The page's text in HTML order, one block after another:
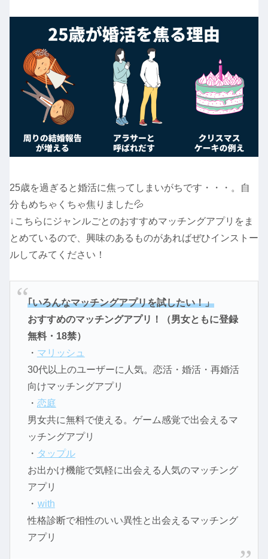
25歳を過ぎると婚活に焦ってしまいがちです・・・。自
分もめちゃくちゃ焦りました💦
↓こちらにジャンルごとのおすすめマッチングアプリをま
とめているので、興味のあるものがあればぜひインストー
ルしてみてください！
｢いろんなマッチングアプリを試したい！」
おすすめのマッチングアプリ！（男女ともに登録
無料・18禁）
・ マリッシュ
30代以上のユーザーに人気。恋活・婚活・再婚活
向けマッチングアプリ
・ 恋庭
男女共に無料で使える。ゲーム感覚で出会えるマ
ッチングアプリ
・ タップル
お出かけ機能で気軽に出会える人気のマッチング
アプリ
・ with
性格診断で相性のいい異性と出会えるマッチング
アプリ